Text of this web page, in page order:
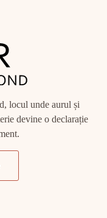
locul unde aurul și
devine o declarație